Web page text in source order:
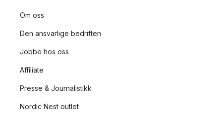
Om oss
Den ansvarlige bedriften
Jobbe hos oss
Affiliate
Presse & Journalistikk
Nordic Nest outlet